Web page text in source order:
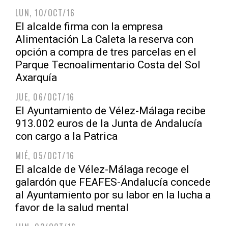
LUN, 10/OCT/16
El alcalde firma con la empresa
Alimentación La Caleta la reserva con
opción a compra de tres parcelas en el
Parque Tecnoalimentario Costa del Sol
Axarquía
JUE, 06/OCT/16
El Ayuntamiento de Vélez-Málaga recibe
913.002 euros de la Junta de Andalucía
con cargo a la Patrica
MIÉ, 05/OCT/16
El alcalde de Vélez-Málaga recoge el
galardón que FEAFES-Andalucía concede
al Ayuntamiento por su labor en la lucha a
favor de la salud mental